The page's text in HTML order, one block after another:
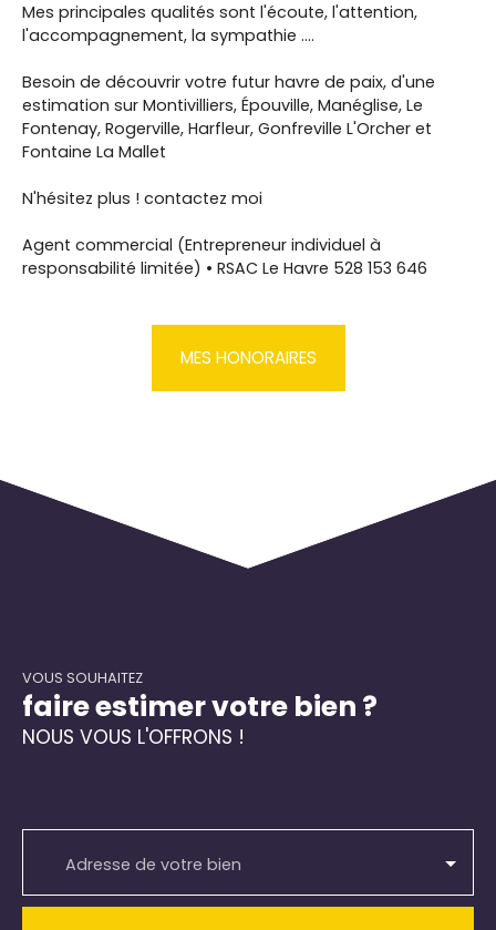
Mes principales qualités sont l'écoute, l'attention,
l'accompagnement, la sympathie ....
Besoin de découvrir votre futur havre de paix, d'une
estimation sur Montivilliers, Épouville, Manéglise, Le
Fontenay, Rogerville, Harfleur, Gonfreville L'Orcher et
Fontaine La Mallet
N'hésitez plus ! contactez moi
Agent commercial (Entrepreneur individuel à
responsabilité limitée) • RSAC Le Havre 528 153 646
MES HONORAIRES
VOUS SOUHAITEZ
faire estimer votre bien ?
NOUS VOUS L'OFFRONS !
Adresse de votre bien